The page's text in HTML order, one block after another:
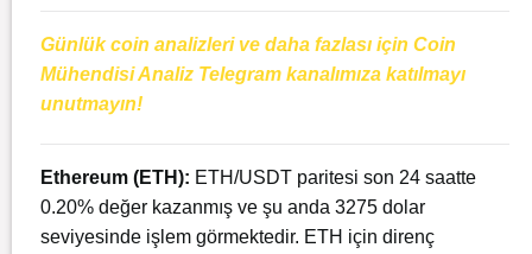
Günlük coin analizleri ve daha fazlası için Coin
Mühendisi Analiz Telegram kanalımıza katılmayı
unutmayın!
Ethereum (ETH): ETH/USDT paritesi son 24 saatte
0.20% değer kazanmış ve şu anda 3275 dolar
seviyesinde işlem görmektedir. ETH için direnç